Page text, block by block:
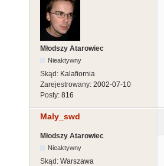
Młodszy Atarowiec
Nieaktywny
Skąd: Kalafiornia
Zarejestrowany: 2002-07-10
Posty: 816
Maly_swd
Młodszy Atarowiec
Nieaktywny
Skąd: Warszawa